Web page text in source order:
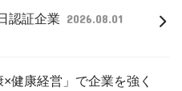
認証企業 2026.08.01
×健康経営」で企業を強く